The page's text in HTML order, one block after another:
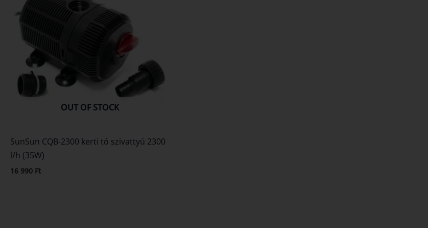
OUT OF STOCK
SunSun CQB-2300 kerti tó szivattyú 2300
l/h (35W)
16 990 Ft